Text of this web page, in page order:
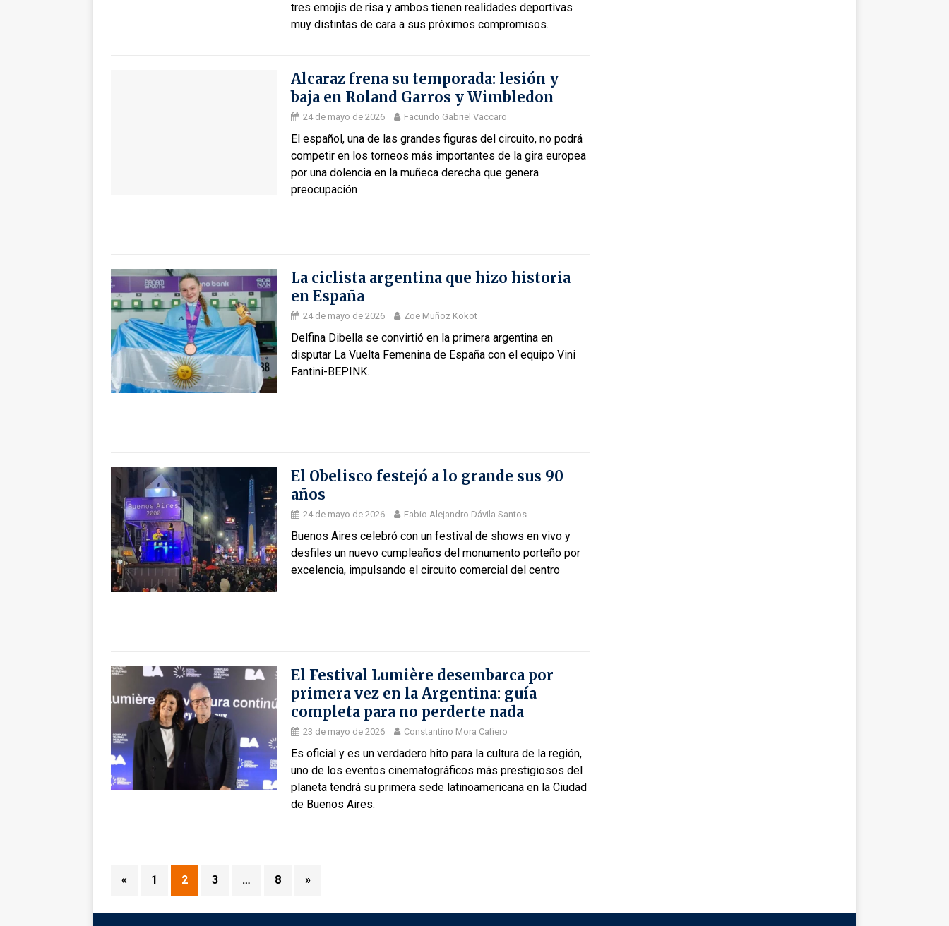
tres emojis de risa y ambos tienen realidades deportivas
muy distintas de cara a sus próximos compromisos.
Alcaraz frena su temporada: lesión y
baja en Roland Garros y Wimbledon
24 de mayo de 2026 Facundo Gabriel Vaccaro
El español, una de las grandes figuras del circuito, no podrá
competir en los torneos más importantes de la gira europea
por una dolencia en la muñeca derecha que genera
preocupación
La ciclista argentina que hizo historia
en España
24 de mayo de 2026 Zoe Muñoz Kokot
Delfina Dibella se convirtió en la primera argentina en
disputar La Vuelta Femenina de España con el equipo Vini
Fantini-BEPINK.
El Obelisco festejó a lo grande sus 90
años
24 de mayo de 2026 Fabio Alejandro Dávila Santos
Buenos Aires celebró con un festival de shows en vivo y
desfiles un nuevo cumpleaños del monumento porteño por
excelencia, impulsando el circuito comercial del centro
El Festival Lumière desembarca por
primera vez en la Argentina: guía
completa para no perderte nada
23 de mayo de 2026 Constantino Mora Cafiero
Es oficial y es un verdadero hito para la cultura de la región,
uno de los eventos cinematográficos más prestigiosos del
planeta tendrá su primera sede latinoamericana en la Ciudad
de Buenos Aires.
« 1 2 3 … 8 »